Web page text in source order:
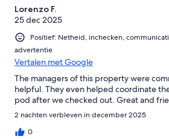
Lorenzo F.
25 dec 2025
Positief: Netheid, inchecken,
advertentie
Vertalen met Google
The managers of this property were
helpful. They even helped coordinate
pod after we checked out. Great and
2 nachten verbleven in december 2025
0